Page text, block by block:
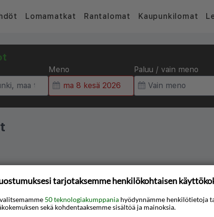
Lomamatkat Rantalomat Kaupunkilomat
Meno Paluu / vain meno
tarjotaksemme henkilökohtaisen
50 teknologiakumppania hyödynnämme henkilötietoja
sekä kohdentaaksemme sisältöä ja mainoksia.